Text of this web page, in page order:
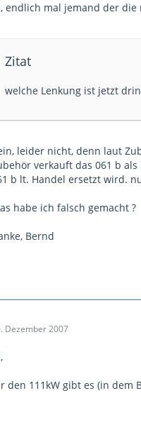
endlich mal jemand der
Zitat
welche Lenkung ist jetzt
leider nicht, denn laut
verkauft das 061 b
b lt. Handel ersetzt wird.
habe ich falsch gemacht ?
Bernd
Dezember 2007
den 111kW gibt es (in dem